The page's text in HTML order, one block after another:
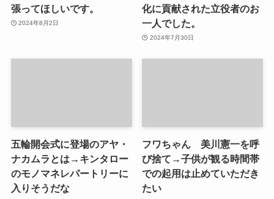
張ってほしいです。
2024年8月2日
化に貢献された立役者のお
一人でした。
2024年7月30日
五輪開会式に登場のアヤ・
ナカムラとは→キンタロー
のモノマネレパートリーに
入りそうだな
フワちゃん 美川憲一を呼
び捨て→子供が観る時間帯
での起用は止めていただき
たい